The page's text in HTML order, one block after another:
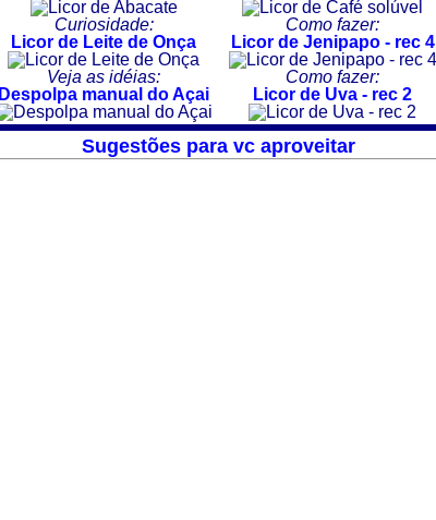
Curiosidade:
Licor de Leite de Onça
Como fazer:
Licor de Jenipapo - rec 4
Veja as idéias:
Despolpa manual do Açai
Como fazer:
Licor de Uva - rec 2
Sugestões para vc aproveitar